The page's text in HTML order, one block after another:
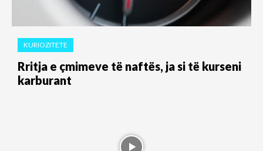
KURIOZITETE
Rritja e çmimeve të naftës, ja si të kurseni
karburant